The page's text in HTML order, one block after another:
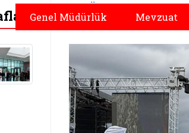
Genel Müdürlük Mevzuat
Önceki